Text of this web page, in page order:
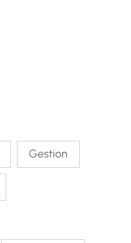
Gestion